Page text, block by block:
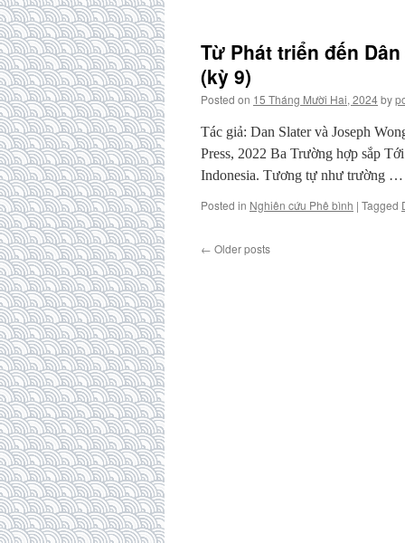
Từ Phát triển đến
(kỳ 9)
Posted on 15 Tháng Mười Hai, 2024by
Tác giả: Dan Slater và Joseph
Press, 2022 Ba Trường hợp sắp
Indonesia. Tương tự như trường …
Posted in Nghiên cứu Phê bình | Tagged
← Older posts